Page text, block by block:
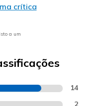
crítica
a um
14
2